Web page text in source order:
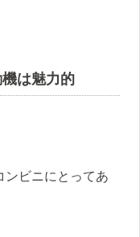
は魅力的
ンビニにとってあ